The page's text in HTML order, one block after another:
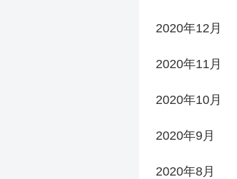
2020年12月
2020年11月
2020年10月
2020年9月
2020年8月